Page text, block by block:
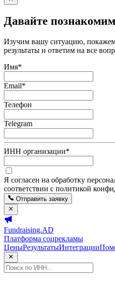
Давайте
Изучим вашу ситуацию,
результаты и ответим на все
Имя*
Email*
Телефон
Telegram
ИНН организации*
Я согласен на обработку
соответствии с политикой
Отправить заявку
Fundraising.AD
Платформа соцрекламы
ЦеныРезультатыИнтеграции